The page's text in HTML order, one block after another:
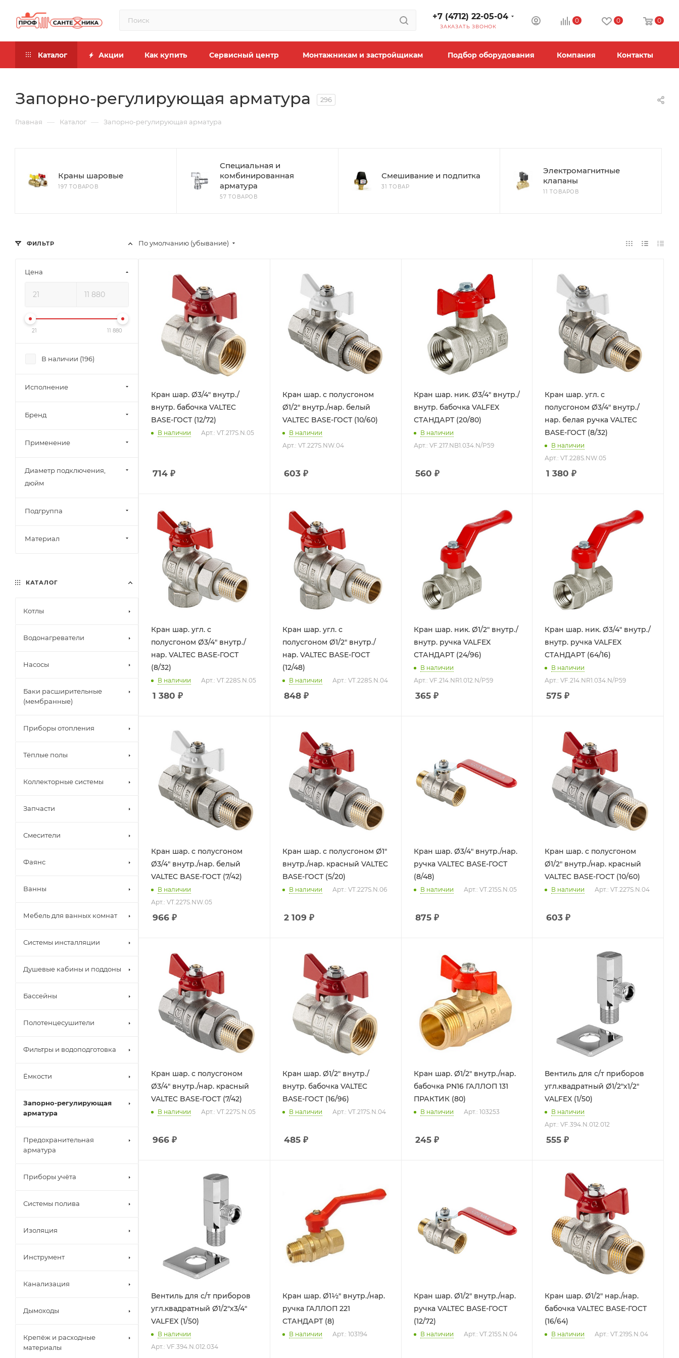
+7 (4712) 22-05-04
ЗАКАЗАТЬ ЗВОНОК
0 0 0
Каталог Акции Как купить Сервисный центр Монтажникам и застройщикам Подбор оборудования Компания Контакты
Запорно-регулирующая арматура 296
Главная — Каталог — Запорно-регулирующая арматура
Краны шаровые
197 ТОВАРОВ
Специальная и
комбинированная
арматура
57 ТОВАРОВ
Смешивание и подпитка
31 ТОВАР
Электромагнитные
клапаны
11 ТОВАРОВ
По умолчанию (убывание)
Кран шар. Ø3/4" внутр./
внутр. бабочка VALTEC
BASE-ГОСТ (12/72)
В наличии Арт.: VT.217S.N.05
714 ₽
Кран шар. с полусгоном
Ø1/2" внутр./нар. белый
VALTEC BASE-ГОСТ (10/60)
В наличии
Арт.: VT.227S.NW.04
603₽
Кран шар. ник. Ø3/4" внутр./
внутр. бабочка VALFEX
СТАНДАРТ (20/80)
В наличии
Арт.: VF.217.NB1.034.N/P59
560 ₽
Кран шар. угл. с
полусгоном Ø3/4" внутр./
нар. белая ручка VALTEC
BASE-ГОСТ (8/32)
В наличии
Арт.: VT.228S.NW.05
1 380 ₽
Кран шар. угл. с
полусгоном Ø3/4" внутр./
нар. VALTEC BASE-ГОСТ
(8/32)
В наличии Арт.: VT.228S.N.05
1 380 ₽
Кран шар. угл. с
полусгоном Ø1/2" внутр./
нар. VALTEC BASE-ГОСТ
(12/48)
В наличии Арт.: VT.228S.N.04
848₽
Кран шар. ник. Ø1/2" внутр./
внутр. ручка VALFEX
СТАНДАРТ (24/96)
В наличии
Арт.: VF.214.NR1.012.N/P59
365₽
Кран шар. ник. Ø3/4" внутр./
внутр. ручка VALFEX
СТАНДАРТ (64/16)
В наличии
Арт.: VF.214.NR1.034.N/P59
575 ₽
Кран шар. с полусгоном
Ø3/4" внутр./нар. белый
VALTEC BASE-ГОСТ (7/42)
В наличии
Арт.: VT.227S.NW.05
966 ₽
Кран шар. с полусгоном Ø1"
внутр./нар. красный VALTEC
BASE-ГОСТ (5/20)
В наличии Арт.: VT.227S.N.06
2 109 ₽
Кран шар. Ø3/4" внутр./нар.
ручка VALTEC BASE-ГОСТ
(8/48)
В наличии Арт.: VT.215S.N.05
875₽
Кран шар. с полусгоном
Ø1/2" внутр./нар. красный
VALTEC BASE-ГОСТ (10/60)
В наличии Арт.: VT.227S.N.04
603 ₽
Кран шар. с полусгоном
Ø3/4" внутр./нар. красный
VALTEC BASE-ГОСТ (7/42)
В наличии Арт.: VT.227S.N.05
966 ₽
Кран шар. Ø1/2" внутр./
внутр. бабочка VALTEC
BASE-ГОСТ (16/96)
В наличии Арт.: VT.217S.N.04
485₽
Кран шар. Ø1/2" внутр./нар.
бабочка PN16 ГАЛЛОП 131
ПРАКТИК (80)
В наличии Арт.: 103253
245₽
Вентиль для с/т приборов
угл.квадратный Ø1/2"х1/2"
VALFEX (1/50)
В наличии
Арт.: VF.394.N.012.012
555 ₽
Вентиль для с/т приборов
угл.квадратный Ø1/2"х3/4"
VALFEX (1/50)
В наличии
Арт.: VF.394.N.012.034
Кран шар. Ø1½" внутр./нар.
ручка ГАЛЛОП 221
СТАНДАРТ (8)
В наличии Арт.: 103194
Кран шар. Ø1/2" внутр./нар.
ручка VALTEC BASE-ГОСТ
(12/72)
В наличии Арт.: VT.215S.N.04
Кран шар. Ø1/2" нар./нар.
бабочка VALTEC BASE-ГОСТ
(16/64)
В наличии Арт.: VT.219S.N.04
ФИЛЬТР
Цена
21 11 880
В наличии (196)
Исполнение
Бренд
Применение
Диаметр подключения,
дюйм
Подгруппа
Материал
КАТАЛОГ
Котлы
Водонагреватели
Насосы
Баки расширительные
(мембранные)
Приборы отопления
Тёплые полы
Коллекторные системы
Запчасти
Смесители
Фаянс
Ванны
Мебель для ванных комнат
Системы инсталляции
Душевые кабины и поддоны
Бассейны
Полотенцесушители
Фильтры и водоподготовка
Ёмкости
Запорно-регулирующая
арматура
Предохранительная
арматура
Приборы учёта
Системы полива
Изоляция
Инструмент
Канализация
Дымоходы
Крепёж и расходные
материалы